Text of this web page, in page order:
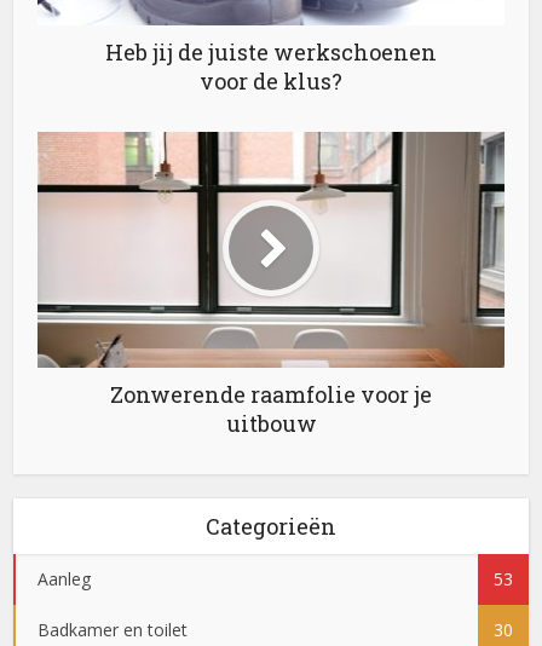
Heb jij de juiste werkschoenen
voor de klus?
Zonwerende raamfolie voor je
uitbouw
Categorieën
Aanleg 53
Badkamer en toilet 30